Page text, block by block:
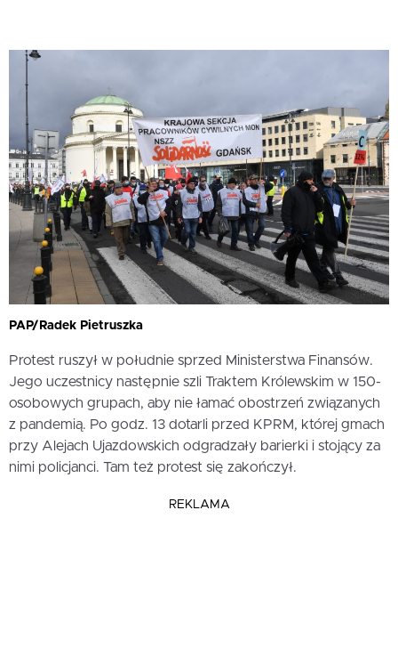
PAP/Radek Pietruszka
Protest ruszył w południe sprzed Ministerstwa Finansów.
Jego uczestnicy następnie szli Traktem Królewskim w 150-
osobowych grupach, aby nie łamać obostrzeń związanych
z pandemią. Po godz. 13 dotarli przed KPRM, której gmach
przy Alejach Ujazdowskich odgradzały barierki i stojący za
nimi policjanci. Tam też protest się zakończył.
REKLAMA